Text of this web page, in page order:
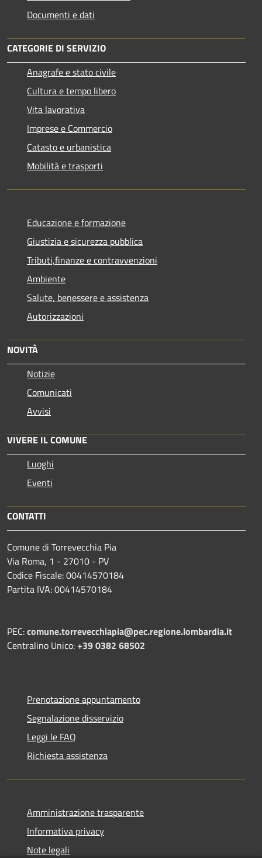
Documenti e dati
CATEGORIE DI SERVIZIO
Anagrafe e stato civile
Cultura e tempo libero
Vita lavorativa
Imprese e Commercio
Catasto e urbanistica
Mobilità e trasporti
Educazione e formazione
Giustizia e sicurezza pubblica
Tributi,finanze e contravvenzioni
Ambiente
Salute, benessere e assistenza
Autorizzazioni
NOVITÀ
Notizie
Comunicati
Avvisi
VIVERE IL COMUNE
Luoghi
Eventi
CONTATTI
Comune di Torrevecchia Pia
Via Roma, 1 - 27010 - PV
Codice Fiscale: 00414570184
Partita IVA: 00414570184
PEC:comune.torrevecchiapia@pec.regione.lombardia.it
Centralino Unico:+39 0382 68502
Prenotazione appuntamento
Segnalazione disservizio
Leggi le FAQ
Richiesta assistenza
Amministrazione trasparente
Informativa privacy
Note legali